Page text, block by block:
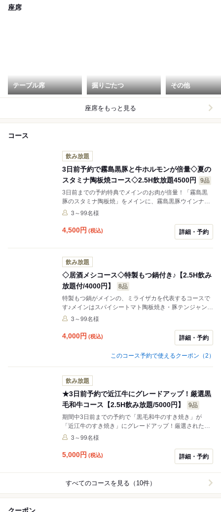
座席
テーブル席 掘りごたつ その他
座席をもっと見る
コース
飲み放題
3日前予約で霧島黒豚と牛ホルモンが倍量◇夏の
スタミナ陶板焼コース◇2.5H飲放題4500円
9品
3日前までの予約特典でメインのお肉が倍量！「霧島黒
豚のスタミナ陶板焼」をメインに、霧島黒豚ウインナー
＆ベーコン焼き、九州三元豚ローストポークなど、ボリ
モン陶板、スパイシートマト陶板に変更できます。変更
のご希望は備考欄にお願いします。記載ない場合は「霧
3～99名様
4,500円 (税込) 詳細・予約
飲み放題
◇居酒メシコース◇特製もつ鍋付き♪【2.5H飲み
放題付/4000円】
8品
特製もつ鍋がメインの、ミライザカを代表するコースで
す♪メインはスパイシートマト陶板焼き・豚テンジャンチ
ゲ鍋に変更可能！変更ご希望あれば備考に記載お願いい
致します。
3～99名様
4,000円 (税込) 詳細・予約
このコース予約で使えるクーポン（2）
飲み放題
★3日前予約で近江牛にグレードアップ！厳選黒
毛和牛コース【2.5H飲み放題/5000円】
9品
期間中3日前までの予約で「黒毛和牛のすき焼き」が
「近江牛のすき焼き」にグレードアップ！厳選された近
江牛を贅沢に使ったすき焼き鍋、お刺身の盛合せ、豚角
べられる、大切な人たちとの大切な時間にぴったりのコ
3～99名様
5,000円 (税込) 詳細・予約
すべてのコースを見る（10件）